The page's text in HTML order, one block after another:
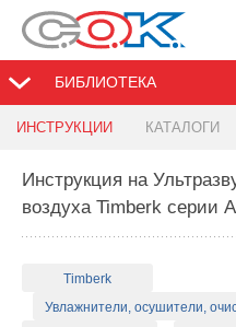
БИБЛИОТЕКА
ИНСТРУКЦИИ КАТАЛОГИ
Инструкция на
воздуха Timberk серии
Timberk
Увлажнители, осушители,